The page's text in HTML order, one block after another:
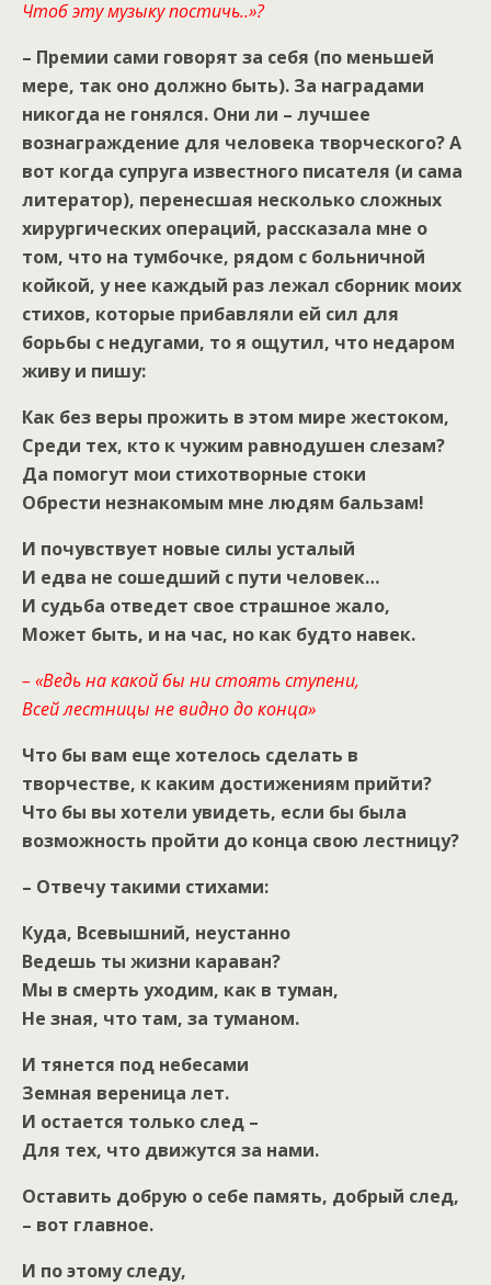
Чтоб эту музыку постичь..»?
– Премии сами говорят за себя (по меньшей
мере, так оно должно быть). За наградами
никогда не гонялся. Они ли – лучшее
вознаграждение для человека творческого? А
вот когда супруга известного писателя (и сама
литератор), перенесшая несколько сложных
хирургических операций, рассказала мне о
том, что на тумбочке, рядом с больничной
койкой, у нее каждый раз лежал сборник моих
стихов, которые прибавляли ей сил для
борьбы с недугами, то я ощутил, что недаром
живу и пишу:
Как без веры прожить в этом мире жестоком,
Среди тех, кто к чужим равнодушен слезам?
Да помогут мои стихотворные стоки
Обрести незнакомым мне людям бальзам!
И почувствует новые силы усталый
И едва не сошедший с пути человек…
И судьба отведет свое страшное жало,
Может быть, и на час, но как будто навек.
– «Ведь на какой бы ни стоять ступени,
Всей лестницы не видно до конца»
Что бы вам еще хотелось сделать в
творчестве, к каким достижениям прийти?
Что бы вы хотели увидеть, если бы была
возможность пройти до конца свою лестницу?
– Отвечу такими стихами:
Куда, Всевышний, неустанно
Ведешь ты жизни караван?
Мы в смерть уходим, как в туман,
Не зная, что там, за туманом.
И тянется под небесами
Земная вереница лет.
И остается только след –
Для тех, что движутся за нами.
Оставить добрую о себе память, добрый след,
– вот главное.
И по этому следу,